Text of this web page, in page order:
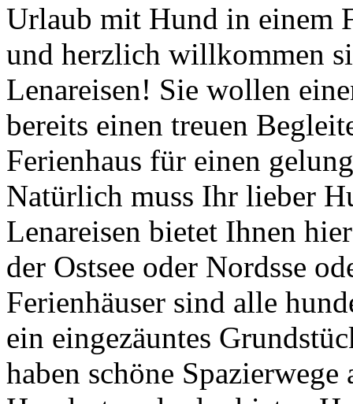
Urlaub mit Hund in einem
und herzlich willkommen
Lenareisen! Sie wollen
bereits einen treuen
Ferienhaus für einen
Natürlich muss Ihr lieber
Lenareisen bietet Ihnen
der Ostsee oder Nordsse
Ferienhäuser sind alle
ein eingezäuntes
haben schöne